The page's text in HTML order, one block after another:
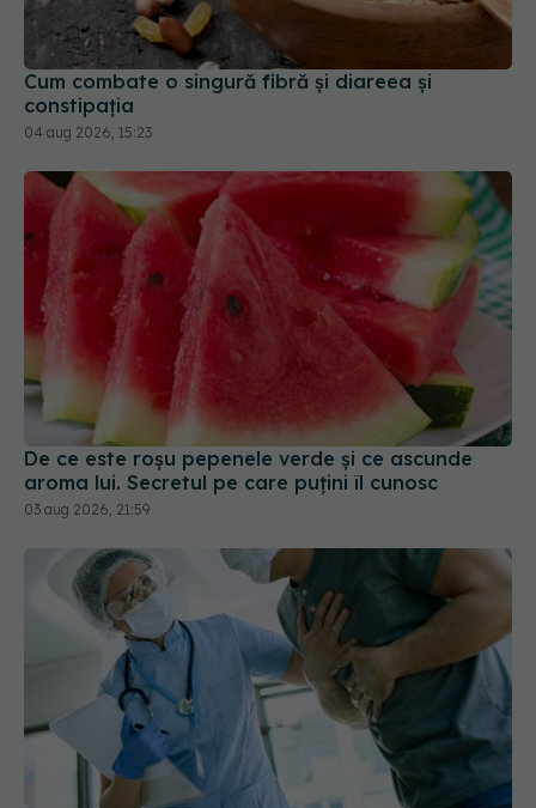
constipația
04 aug 2026, 15:23
De ce este roșu pepenele verde și ce ascunde
aroma lui. Secretul pe care puțini îl cunosc
03 aug 2026, 21:59
EXCLUSIV
USTACC, "camera de siguranță" pentru
inimă. Dr. Monica Trofin-Bănescu (SANADOR):
Pacienți cu afecțiuni severe